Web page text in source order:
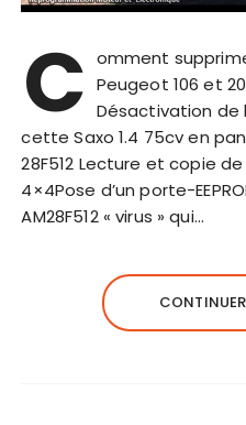
C omment
Peugeot 106 et
Désactivation de
cette Saxo 1.4 75cv en
28F512 Lecture et copie
4×4Pose d’un porte-
AM28F512 « virus » qui…